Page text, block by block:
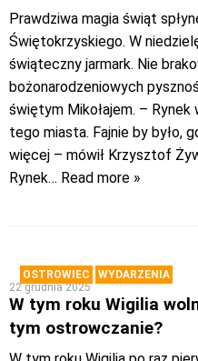
Prawdziwa magia świąt
Świętokrzyskiego. W
świąteczny jarmark. Nie
bożonarodzeniowych
świętym Mikołajem. –
tego miasta. Fajnie by było,
więcej – mówił Krzysztof
Rynek… Read more »
OSTROWIEC
WYDARZENIA
22 grudnia 2025
W tym roku Wigilia
tym ostrowczanie?